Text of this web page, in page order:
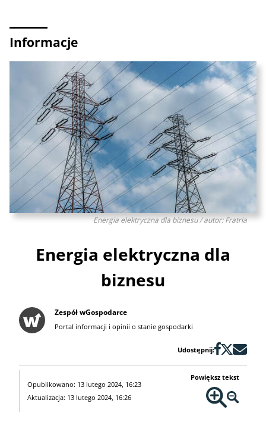
Informacje
Energia elektryczna dla biznesu / autor: Fratria
Energia elektryczna dla
biznesu
Zespół wGospodarce
Portal informacji i opinii o stanie gospodarki
Udostępnij:
Opublikowano: 13 lutego 2024, 16:23
Aktualizacja: 13 lutego 2024, 16:26
Powiększ tekst